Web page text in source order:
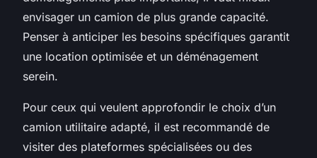
envisager un camion de plus grande capacité.
Penser à anticiper les besoins spécifiques garantit
une location optimisée et un déménagement
serein.
Pour ceux qui veulent approfondir le choix d’un
camion utilitaire adapté, il est recommandé de
visiter des plateformes spécialisées ou des